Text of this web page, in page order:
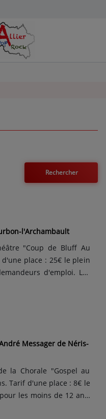
l'Archambault
"Coup de Bluff Au
place : 25€ le plein
d'emploi. Les
Messager de Néris-
la Chorale "Gospel au
Tarif d'une place : 8€ le
les moins de 12 ans.